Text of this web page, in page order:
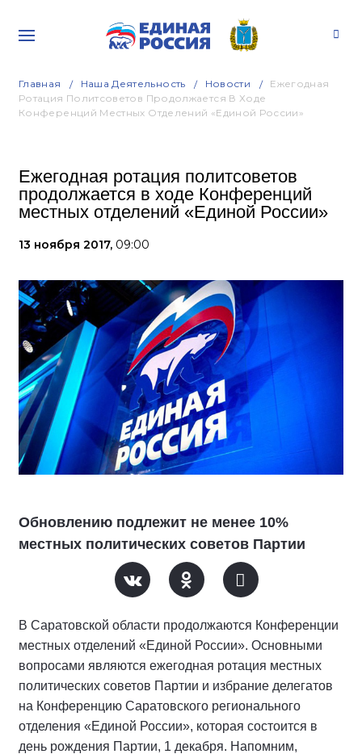
Главная Наша Деятельность Новости
Ежегодная
Ротация Политсоветов Продолжается В Ходе
Конференций Местных Отделений «Единой России»
Ежегодная ротация политсоветов
продолжается в ходе Конференций
местных отделений «Единой России»
13 ноября 2017, 09:00
Обновлению подлежит не менее 10%
местных политических советов Партии
В Саратовской области продолжаются Конференции
местных отделений «Единой России». Основными
вопросами являются ежегодная ротация местных
политических советов Партии и избрание делегатов
на Конференцию Саратовского регионального
отделения «Единой России», которая состоится в
день рождения Партии, 1 декабря. Напомним,